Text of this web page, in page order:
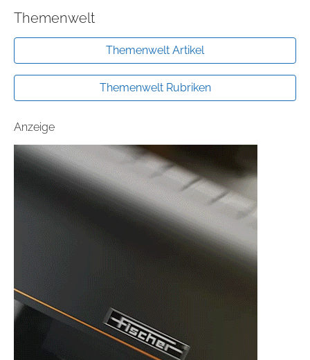
Themenwelt
Themenwelt Artikel
Themenwelt Rubriken
Anzeige